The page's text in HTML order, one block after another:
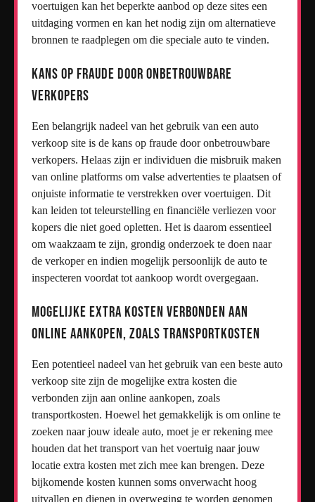
voertuigen kan het beperkte aanbod op deze sites een
uitdaging vormen en kan het nodig zijn om alternatieve
bronnen te raadplegen om die speciale auto te vinden.
Kans op fraude door onbetrouwbare
verkopers
Een belangrijk nadeel van het gebruik van een auto
verkoop site is de kans op fraude door onbetrouwbare
verkopers. Helaas zijn er individuen die misbruik maken
van online platforms om valse advertenties te plaatsen of
onjuiste informatie te verstrekken over voertuigen. Dit
kan leiden tot teleurstelling en financiële verliezen voor
kopers die niet goed opletten. Het is daarom essentieel
om waakzaam te zijn, grondig onderzoek te doen naar
de verkoper en indien mogelijk persoonlijk de auto te
inspecteren voordat tot aankoop wordt overgegaan.
Mogelijke extra kosten verbonden aan
online aankopen, zoals transportkosten
Een potentieel nadeel van het gebruik van een beste auto
verkoop site zijn de mogelijke extra kosten die
verbonden zijn aan online aankopen, zoals
transportkosten. Hoewel het gemakkelijk is om online te
zoeken naar jouw ideale auto, moet je er rekening mee
houden dat het transport van het voertuig naar jouw
locatie extra kosten met zich mee kan brengen. Deze
bijkomende kosten kunnen soms onverwacht hoog
uitvallen en dienen in overweging te worden genomen